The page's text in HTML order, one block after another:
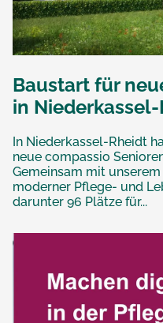
Baustart für
in
In Niederkassel-Rheidt
neue compassio
Gemeinsam mit
moderner Pflege- und
darunter 96 Plätze für...